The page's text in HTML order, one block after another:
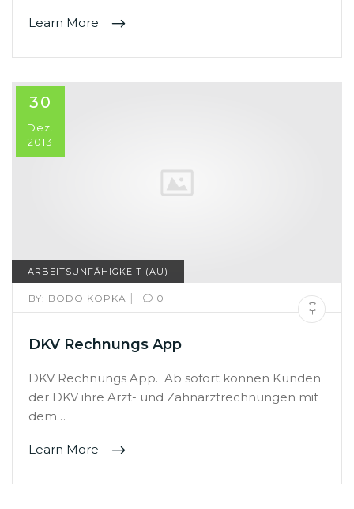
Learn More
30
Dez.
2013
ARBEITSUNFÄHIGKEIT (AU)
BY: BODO KOPKA | 0
DKV Rechnungs App
DKV Rechnungs App. Ab sofort können Kunden
der DKV ihre Arzt- und Zahnarztrechnungen mit
dem…
Learn More